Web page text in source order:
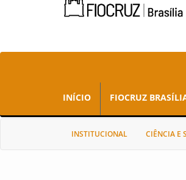
INÍCIO FIOCRUZ
INSTITUCIONAL CIÊNCIA E